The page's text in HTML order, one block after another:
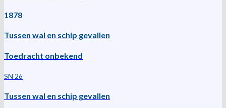
1878
Tussen wal en schip gevallen
Toedracht onbekend
SN 26
Tussen wal en schip gevallen